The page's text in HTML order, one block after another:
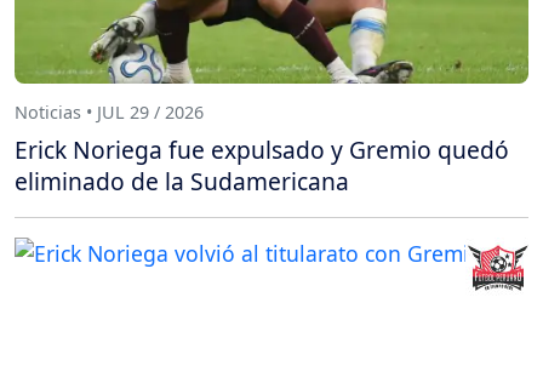
Noticias • JUL 29 / 2026
Erick Noriega fue expulsado y Gremio quedó
eliminado de la Sudamericana